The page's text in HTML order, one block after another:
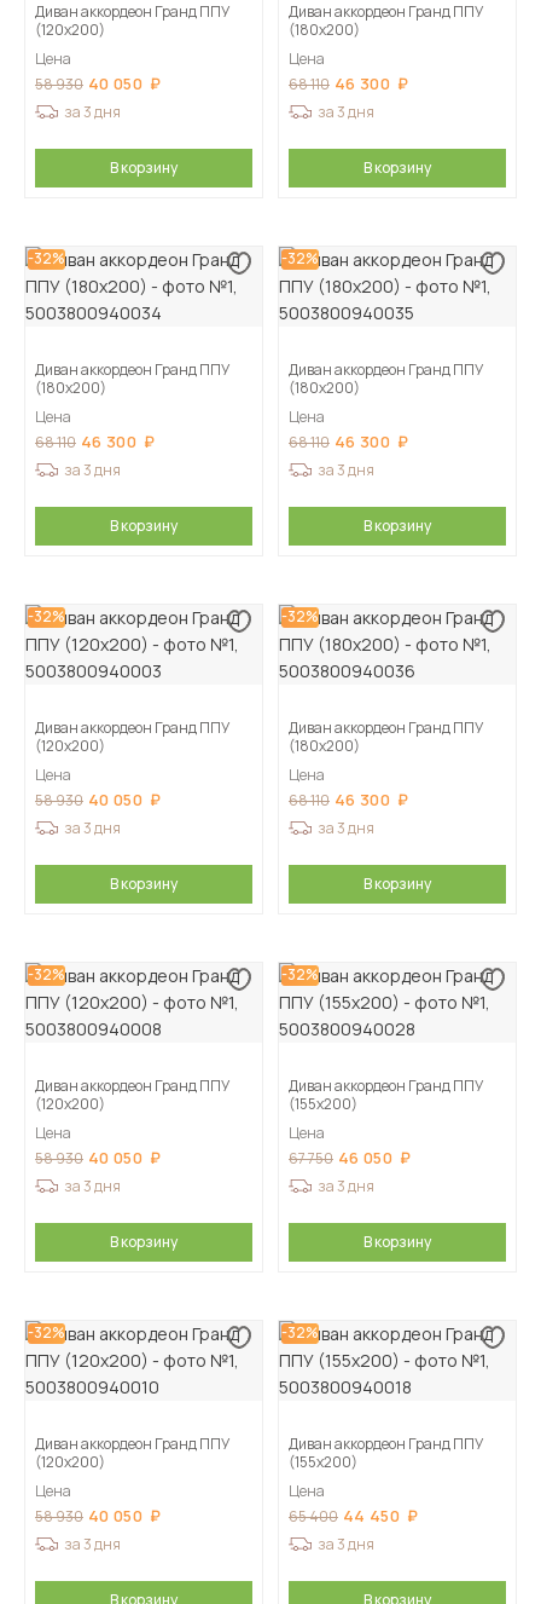
Диван аккордеон Гранд ППУ
(120х200)
Цена
58 930 40 050
за 3 дня
В корзину
Диван аккордеон Гранд ППУ
(180х200)
Цена
68 110 46 300
за 3 дня
В корзину
-32%
Диван аккордеон Гранд ППУ
(180х200)
Цена
68 110 46 300
за 3 дня
В корзину
-32%
Диван аккордеон Гранд ППУ
(180х200)
Цена
68 110 46 300
за 3 дня
В корзину
-32%
Диван аккордеон Гранд ППУ
(120х200)
Цена
58 930 40 050
за 3 дня
В корзину
-32%
Диван аккордеон Гранд ППУ
(180х200)
Цена
68 110 46 300
за 3 дня
В корзину
-32%
Диван аккордеон Гранд ППУ
(120х200)
Цена
58 930 40 050
за 3 дня
В корзину
-32%
Диван аккордеон Гранд ППУ
(155х200)
Цена
67 750 46 050
за 3 дня
В корзину
-32%
Диван аккордеон Гранд ППУ
(120х200)
Цена
58 930 40 050
за 3 дня
В корзину
-32%
Диван аккордеон Гранд ППУ
(155х200)
Цена
65 400 44 450
за 3 дня
В корзину